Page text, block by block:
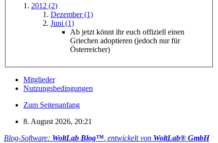
2012 (2)
Dezember (1)
Juni (1)
Ab jetzt könnt ihr euch offiziell einen
Griechen adoptieren (jedoch nur für
Österreicher)
Mitglieder
Nutzungsbedingungen
Zum Seitenanfang
8. August 2026, 20:21
Blog-Software: WoltLab Blog™ , entwickelt von WoltLab® GmbH